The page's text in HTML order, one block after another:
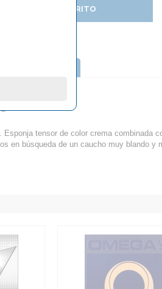
AÑADIR AL CARRITO
BUTTERFLY
tensor de color crema combinada
en búsqueda de un caucho muy blando y